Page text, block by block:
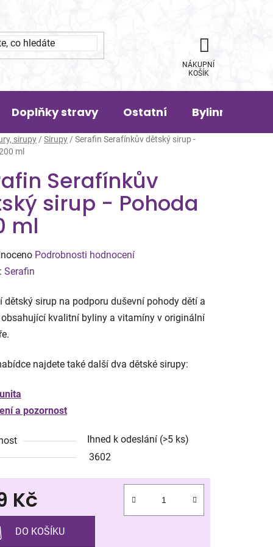
NÁKUPNÍ
KOŠÍK
Doplňky stravy Ostatní Bylinná
sirupy / Sirupy / Serafin Serafínkův dětský sirup -
ml
Serafínkův
sirup - Pohoda
ml
Podrobnosti hodnocení
Serafin
dětský sirup na podporu duševní pohody dětí a
kvalitní byliny a vitamíny v originální
najdete také další dva dětské sirupy:
a pozornost
Ihned k odeslání (>5 ks)
3602
Kč
cena:
DO KOŠÍKU